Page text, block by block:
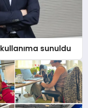
sunuldu